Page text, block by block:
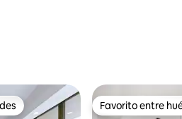
entre huéspedes Favorito entre
Favorito entre